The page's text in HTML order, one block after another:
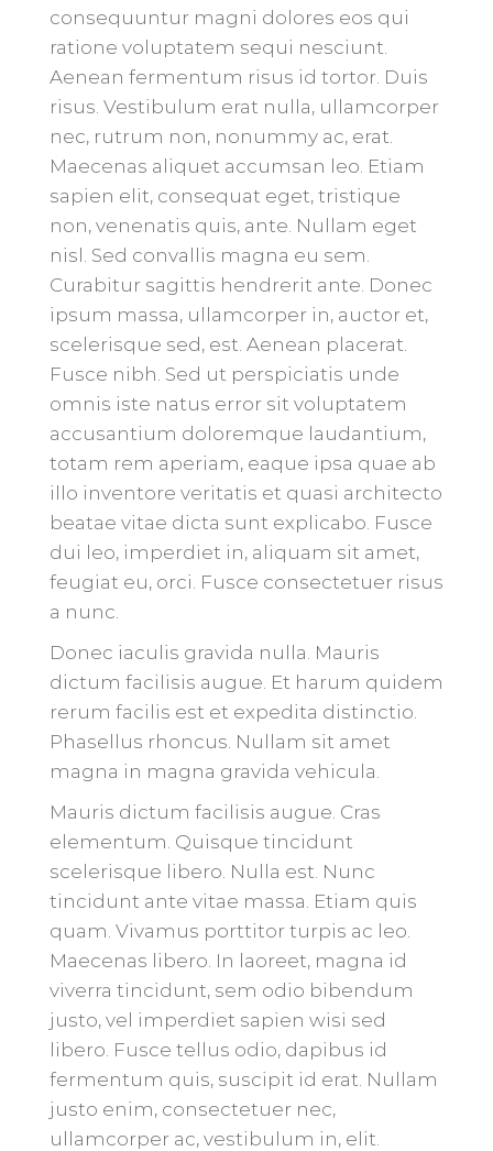
consequuntur magni dolores eos qui
ratione voluptatem sequi nesciunt.
Aenean fermentum risus id tortor. Duis
risus. Vestibulum erat nulla, ullamcorper
nec, rutrum non, nonummy ac, erat.
Maecenas aliquet accumsan leo. Etiam
sapien elit, consequat eget, tristique
non, venenatis quis, ante. Nullam eget
nisl. Sed convallis magna eu sem.
Curabitur sagittis hendrerit ante. Donec
ipsum massa, ullamcorper in, auctor et,
scelerisque sed, est. Aenean placerat.
Fusce nibh. Sed ut perspiciatis unde
omnis iste natus error sit voluptatem
accusantium doloremque laudantium,
totam rem aperiam, eaque ipsa quae ab
illo inventore veritatis et quasi architecto
beatae vitae dicta sunt explicabo. Fusce
dui leo, imperdiet in, aliquam sit amet,
feugiat eu, orci. Fusce consectetuer risus
a nunc.
Donec iaculis gravida nulla. Mauris
dictum facilisis augue. Et harum quidem
rerum facilis est et expedita distinctio.
Phasellus rhoncus. Nullam sit amet
magna in magna gravida vehicula.
Mauris dictum facilisis augue. Cras
elementum. Quisque tincidunt
scelerisque libero. Nulla est. Nunc
tincidunt ante vitae massa. Etiam quis
quam. Vivamus porttitor turpis ac leo.
Maecenas libero. In laoreet, magna id
viverra tincidunt, sem odio bibendum
justo, vel imperdiet sapien wisi sed
libero. Fusce tellus odio, dapibus id
fermentum quis, suscipit id erat. Nullam
justo enim, consectetuer nec,
ullamcorper ac, vestibulum in, elit.